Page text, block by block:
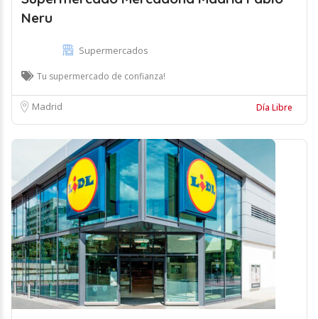
Neru
Supermercados
Tu supermercado de confianza!
Madrid Día Libre